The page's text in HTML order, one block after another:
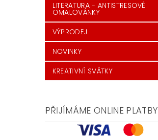
LITERATURA - ANTISTRESOVÉ
OMALOVÁNKY
VÝPRODEJ
NOVINKY
KREATIVNÍ SVÁTKY
PŘIJÍMÁME ONLINE PLATBY